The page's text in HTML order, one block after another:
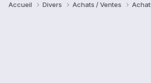
Accueil Divers Achats / Ventes